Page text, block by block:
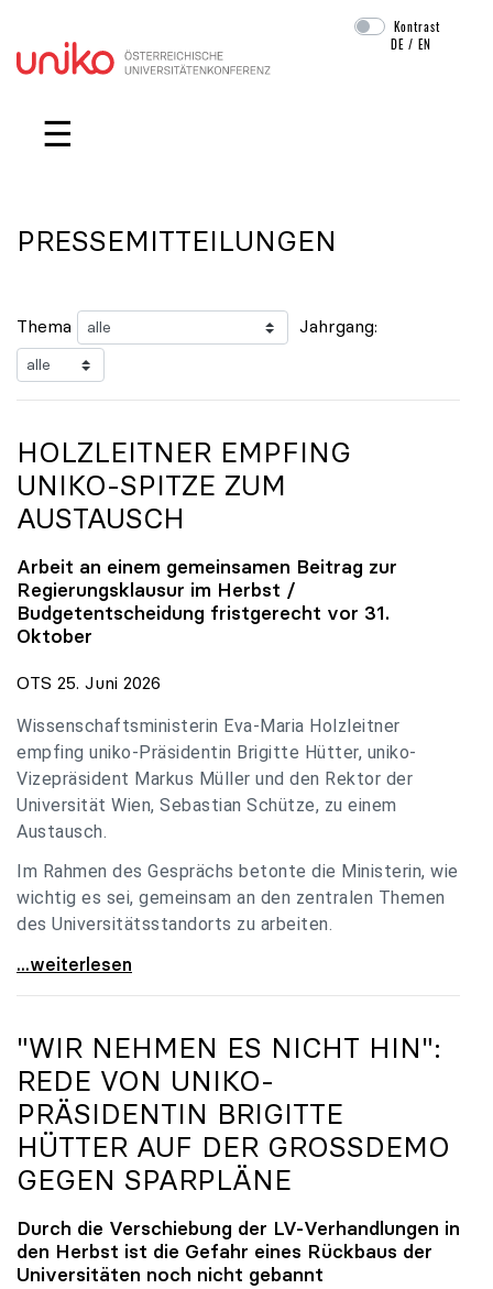
Navigation überspringen
Kontrast
DE /EN
☰
PRESSEMITTEILUNGEN
Thema Jahrgang:
HOLZLEITNER EMPFING
UNIKO-SPITZE ZUM
AUSTAUSCH
Arbeit an einem gemeinsamen Beitrag zur
Regierungsklausur im Herbst /
Budgetentscheidung fristgerecht vor 31.
Oktober
OTS 25. Juni 2026
Wissenschaftsministerin Eva-Maria Holzleitner
empfing uniko-Präsidentin Brigitte Hütter, uniko-
Vizepräsident Markus Müller und den Rektor der
Universität Wien, Sebastian Schütze, zu einem
Austausch.
Im Rahmen des Gesprächs betonte die Ministerin, wie
wichtig es sei, gemeinsam an den zentralen Themen
des Universitätsstandorts zu arbeiten.
Holzleitner empfing uniko-Spitze zum Austausch
...weiterlesen
"WIR NEHMEN ES NICHT HIN":
REDE VON UNIKO-
PRÄSIDENTIN BRIGITTE
HÜTTER AUF DER GROSSDEMO G
EGEN SPARPLÄNE
Durch die Verschiebung der LV-Verhandlungen in
den Herbst ist die Gefahr eines Rückbaus der
Universitäten noch nicht gebannt